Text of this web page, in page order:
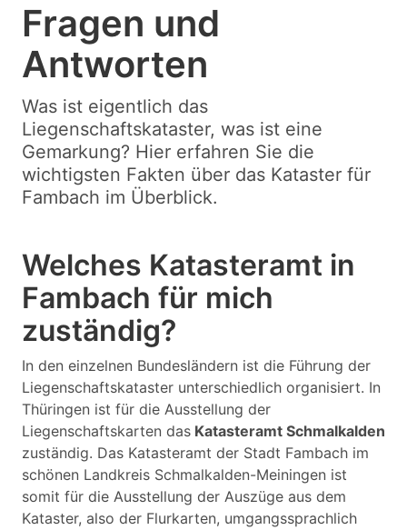
Fragen und
Antworten
Was ist eigentlich das
Liegenschaftskataster, was ist eine
Gemarkung? Hier erfahren Sie die
wichtigsten Fakten über das Kataster für
Fambach im Überblick.
Welches Katasteramt in
Fambach für mich
zuständig?
In den einzelnen Bundesländern ist die Führung der
Liegenschaftskataster unterschiedlich organisiert. In
Thüringen ist für die Ausstellung der
Liegenschaftskarten das Katasteramt Schmalkalden
zuständig. Das Katasteramt der Stadt Fambach im
schönen Landkreis Schmalkalden-Meiningen ist
somit für die Ausstellung der Auszüge aus dem
Kataster, also der Flurkarten, umgangssprachlich